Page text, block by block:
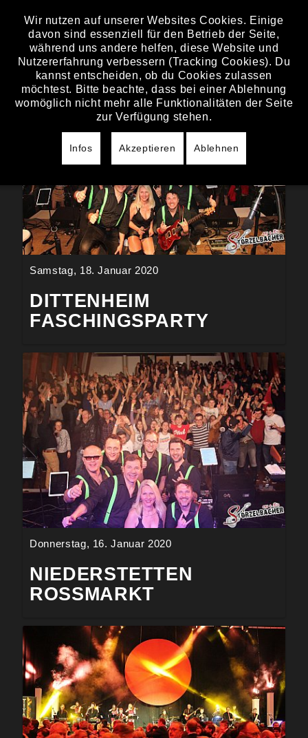
BILDER
Samstag, 18. Januar 2020
DITTENHEIM
FASCHINGSPARTY
Donnerstag, 16. Januar 2020
NIEDERSTETTEN
ROSSMARKT
Wir nutzen auf unserer Websites Cookies. Einige
davon sind essenziell für den Betrieb der Seite,
während uns andere helfen, diese Website und
Nutzererfahrung verbessern (Tracking Cookies). Du
kannst entscheiden, ob du Cookies zulassen
möchtest. Bitte beachte, dass bei einer Ablehnung
womöglich nicht mehr alle Funktionalitäten der Seite
zur Verfügung stehen.
Infos Akzeptieren Ablehnen